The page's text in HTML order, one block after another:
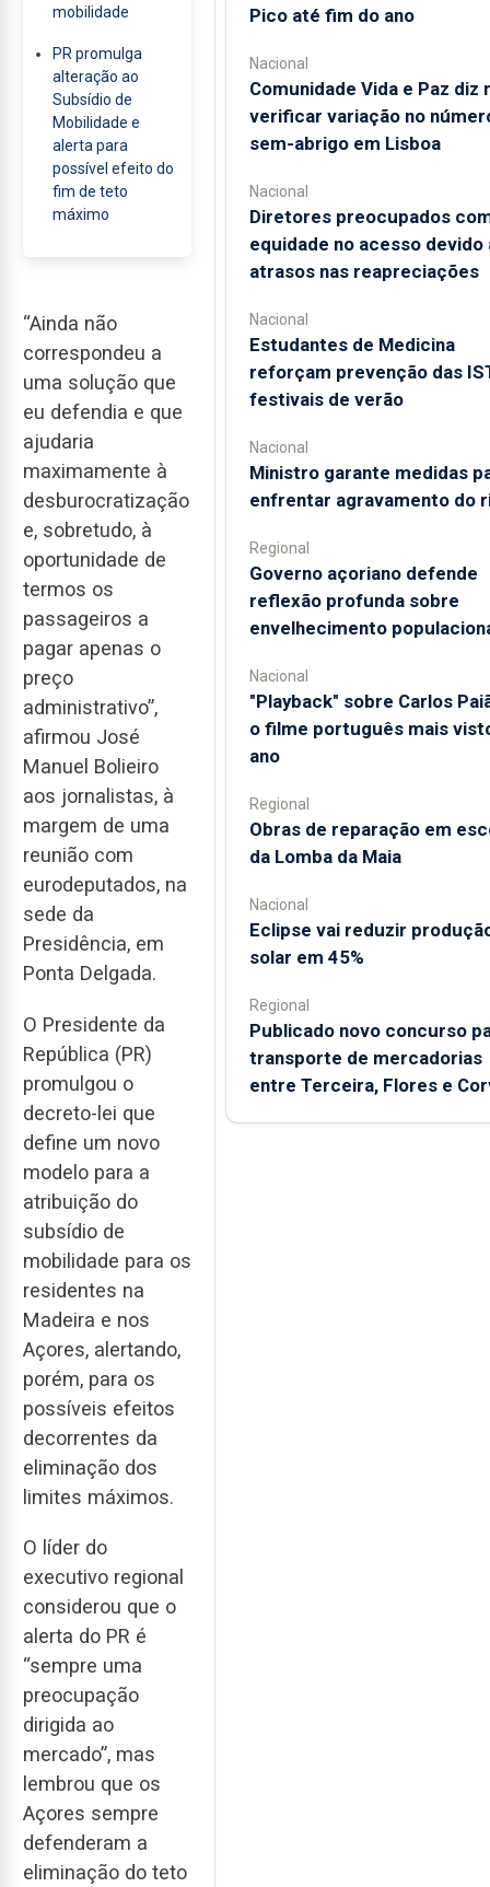
mobilidade
PR promulga
alteração ao
Subsídio de
Mobilidade e
alerta para
possível efeito do
fim de teto
máximo
“Ainda não
correspondeu a
uma solução que
eu defendia e que
ajudaria
maximamente à
desburocratização
e, sobretudo, à
oportunidade de
termos os
passageiros a
pagar apenas o
preço
administrativo”,
afirmou José
Manuel Bolieiro
aos jornalistas, à
margem de uma
reunião com
eurodeputados, na
sede da
Presidência, em
Ponta Delgada.
O Presidente da
República (PR)
promulgou o
decreto-lei que
define um novo
modelo para a
atribuição do
subsídio de
mobilidade para os
residentes na
Madeira e nos
Açores, alertando,
porém, para os
possíveis efeitos
decorrentes da
eliminação dos
limites máximos.
O líder do
executivo regional
considerou que o
alerta do PR é
“sempre uma
preocupação
dirigida ao
mercado”, mas
lembrou que os
Açores sempre
defenderam a
eliminação do teto
Pico até fim do ano
Nacional
Comunidade Vida e Paz diz
verificar variação no
sem-abrigo em Lisboa
Nacional
Diretores preocupados
equidade no acesso devido
atrasos nas reapreciações
Nacional
Estudantes de Medicina
reforçam prevenção das
festivais de verão
Nacional
Ministro garante medidas
enfrentar agravamento do
Regional
Governo açoriano defende
reflexão profunda sobre
envelhecimento
Nacional
"Playback" sobre Carlos
o filme português mais
ano
Regional
Obras de reparação em
da Lomba da Maia
Nacional
Eclipse vai reduzir
solar em 45%
Regional
Publicado novo concurso
transporte de mercadorias
entre Terceira, Flores e